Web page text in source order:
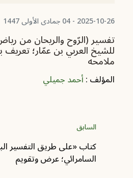
2025-10-26 - 04 جمادى الأولى 1447
تفسير (الرّوح والريحان من
للشيخ العربي بن عمّار‏؛ تعريف
ملامحه
المؤلف :أحمد جميلي
السابق
كتاب «على طريق التفسير
السامرائي؛ عرض وتقويم